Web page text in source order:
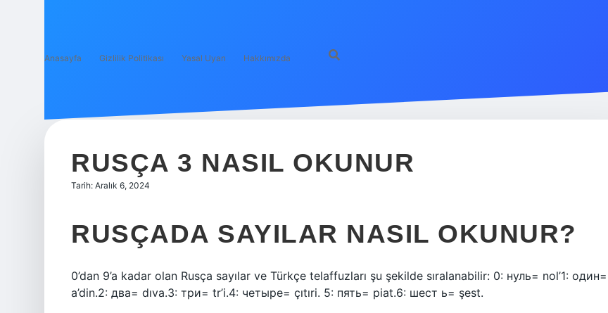
Anasayfa Gizlilik Politikası Yasal Uyarı Hakkımızda
RUSÇA 3 NASIL OKUNUR
Tarih: Aralık 6, 2024
RUSÇADA SAYILAR NASIL OKUNUR?
0’dan 9’a kadar olan Rusça sayılar ve Türkçe telaffuzları şu şekilde sıralanabilir: 0: нуль= nol’1: один=
a’din.2: два= dıva.3: три= tr’i.4: четыре= çıtıri. 5: пять= piat.6: шест ь= şest.